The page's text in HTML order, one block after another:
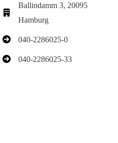
Ballindamm 3, 20095
Hamburg
040-2286025-0
040-2286025-33